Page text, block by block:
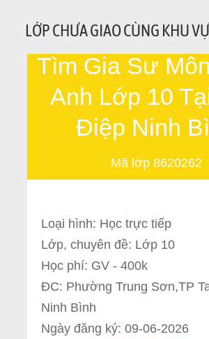
LỚP CHƯA GIAO CÙNG KHU
Tìm Gia Sư
Anh Lớp 10
Điệp Ninh
Mã lớp 8620262
Loại hình: Học trực tiếp
Lớp, chuyên đề: Lớp 10
Học phí: GV - 400k
ĐC: Phường Trung Sơn,TP
Ninh Bình
Ngày đăng ký: 09-06-2026